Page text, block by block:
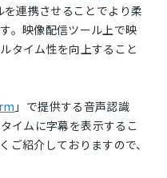
連携させることでより柔
。映像配信ツール上で映
タイム性を向上すること
」で提供する音声認識
イムに字幕を表示するこ
ご紹介しておりますので、